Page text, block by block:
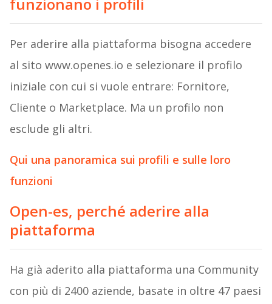
funzionano i profili
Per aderire alla piattaforma bisogna accedere
al sito www.openes.io e selezionare il profilo
iniziale con cui si vuole entrare: Fornitore,
Cliente o Marketplace. Ma un profilo non
esclude gli altri.
Qui una panoramica sui profili e sulle loro
funzioni
Open-es, perché aderire alla
piattaforma
Ha già aderito alla piattaforma una Community
con più di 2400 aziende, basate in oltre 47 paesi